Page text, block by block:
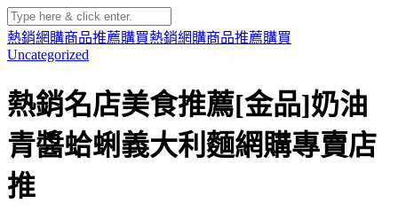
熱銷網購商品推薦購買熱銷網購商品推薦購買
Uncategorized
熱銷名店美食推薦[金品]奶油
青醬蛤蜊義大利麵網購專賣店
推